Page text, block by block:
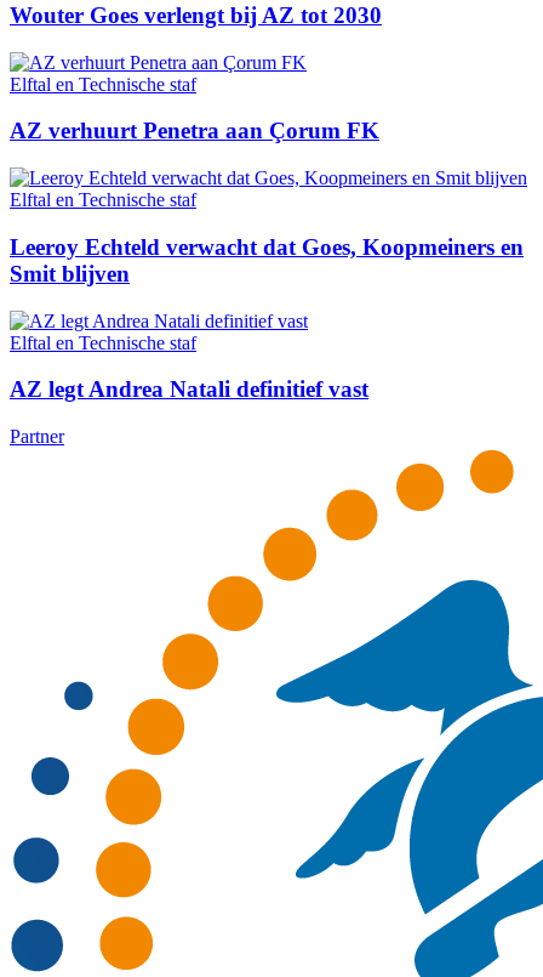
Wouter Goes verlengt bij AZ tot 2030
Elftal en Technische staf
AZ verhuurt Penetra aan Çorum FK
Elftal en Technische staf
Leeroy Echteld verwacht dat Goes, Koopmeiners en
Smit blijven
Elftal en Technische staf
AZ legt Andrea Natali definitief vast
Partner